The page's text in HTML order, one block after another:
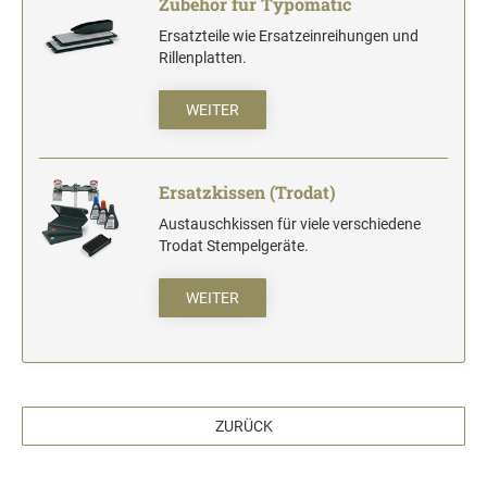
Einfärbig
DO-IT-YOURSELF STEMPEL
Stempelfarben und Stempelträger
Ersatzteile wie Ersatzeinreihungen und
Rillenplatten.
WEITER
Ersatzkissen (Trodat)
Austauschkissen für viele verschiedene
Trodat Stempelgeräte.
WEITER
ZURÜCK